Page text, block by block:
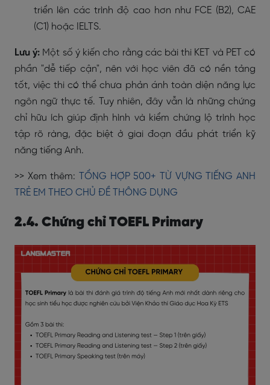
triển lên các trình độ cao hơn như FCE (B2), CAE
(C1) hoặc IELTS.
Lưu ý: Một số ý kiến cho rằng các bài thi KET và PET có
phần "dễ tiếp cận", nên với học viên đã có nền tảng
tốt, việc thi có thể chưa phản ánh toàn diện năng lực
ngôn ngữ thực tế. Tuy nhiên, đây vẫn là những chứng
chỉ hữu ích giúp định hình và kiểm chứng lộ trình học
tập rõ ràng, đặc biệt ở giai đoạn đầu phát triển kỹ
năng tiếng Anh.
>> Xem thêm:
TỔNG HỢP 500+ TỪ VỰNG TIẾNG ANH
TRẺ EM THEO CHỦ ĐỀ THÔNG DỤNG
2.4. Chứng chỉ TOEFL Primary